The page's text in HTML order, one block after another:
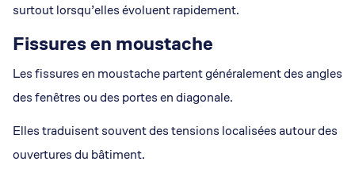
surtout lorsqu’elles évoluent rapidement.
Fissures en moustache
Les fissures en moustache partent généralement des angles
des fenêtres ou des portes en diagonale.
Elles traduisent souvent des tensions localisées autour des
ouvertures du bâtiment.